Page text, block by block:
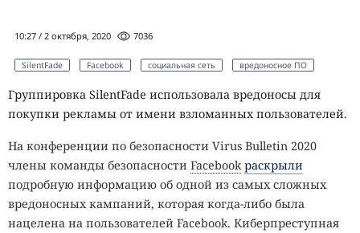
10:27 / 2 октября, 2020 7036
SilentFade Facebook социальная сеть вредоносное ПО
Группировка SilentFade использовала вредоносы для
покупки рекламы от имени взломанных пользователей.
На конференции по безопасности Virus Bulletin 2020
члены команды безопасности Facebook раскрыли
подробную информацию об одной из самых сложных
вредоносных кампаний, которая когда-либо была
нацелена на пользователей Facebook. Киберпреступная